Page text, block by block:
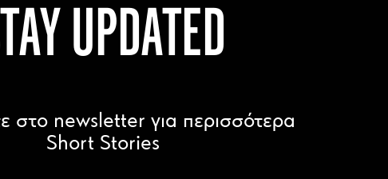
UPDATED
στο newsletter για περισσότερα
Short Stories